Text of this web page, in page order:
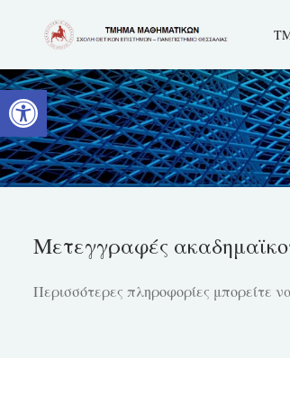
Ανοίξτε τη γραμμή εργαλείων
Μετεγγραφές
Περισσότερες πληροφορίες μπορείτε